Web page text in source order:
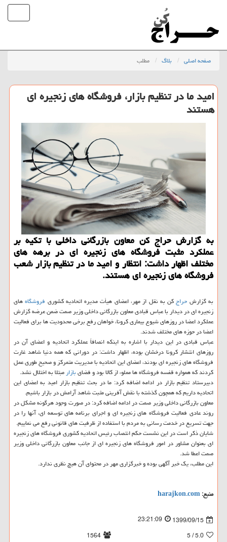
صفحه اصلی بلاگ مطلب
امید ما در تنظیم بازار، فروشگاه های زنجیره ای
هستند
به گزارش حراج کن معاون بازرگانی داخلی با تکیه بر
عملکرد مثبت فروشگاه های زنجیره ای در برهه های
مختلف اظهار داشت: انتظار و امید ما در تنظیم بازار شعب
فروشگاه های زنجیره ای هستند.
به گزارش حراجکن به نقل از مهر، اعضای هیأت مدیره اتحادیه کشوری فروشگاههای
زنجیره ای در دیدار با عباس قبادی معاون بازرگانی داخلی وزیر صمت ضمن عرضه گزارش
عملکرد اعضا در روزهای شیوع بیماری کرونا، خواهان رفع برخی محدودیت ها برای فعالیت
اعضا در حوزه های مختلف شدند.
عباس قبادی در این دیدار با اشاره به اینکه انصافاً عملکرد اتحادیه و اعضای آن در
روزهای انتشار کرونا درخشان بوده، اظهار داشت: در دورانی که همه دنیا شاهد غارت
فروشگاه های زنجیره ای بودند، اعضای این اتحادیه با مدیریت متمرکز و صحیح طوری عمل
کردند که همواره قفسه فروشگاه ها مملوء از کالا بود و فضایبازارمبتلا به اختلال نشد.
دبیرستاد تنظیم بازار در ادامه اضافه کرد: ما در بحث تنظیم بازار امید به اعضای این
اتحادیه داریم که همچون گذشته با نقش آفرینی مثبت شاهد آرامش در بازار باشیم.
معاون بازرگانی داخلی وزیر صمت در ادامه اضافه کرد: در صورت وجود هرگونه مشکل در
روند عادی فعالیت فروشگاه های زنجیره ای و اجرای برنامه های توسعه ای، آنها را در
جهت تسریع در خدمت رسانی به مردم با استفاده از ظرفیت های قانونی رفع می نماییم.
شایان ذکر است در این نشست حکم انتصاب رئیس اتحادیه کشوری فروشگاه های زنجیره
ای بعنوان مشاور در امور فروشگاه های زنجیره ای از جانب معاون بازرگانی داخلی وزیر
صمت اعطا شد.
این مطلب، یک خبر آگهی بوده و خبرگزاری مهر در محتوای آن هیچ نظری ندارد.
منبع:harajkon.com
1399/09/15
23:21:09
5.0
/ 5
1564